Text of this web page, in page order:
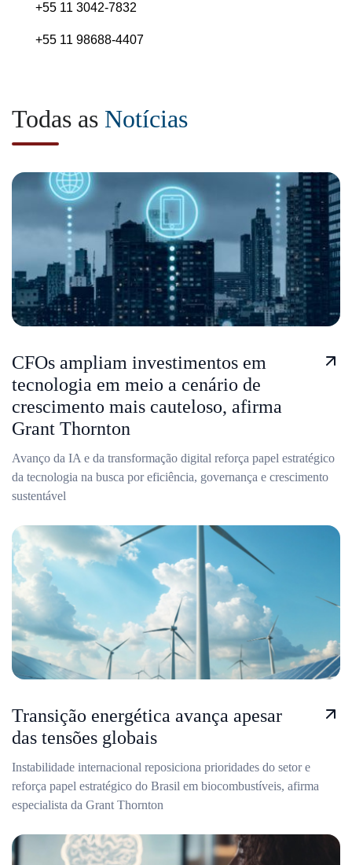
+55 11 3042-7832
+55 11 98688-4407
Todas as Notícias
CFOs ampliam investimentos em
tecnologia em meio a cenário de
crescimento mais cauteloso, afirma
Grant Thornton
Avanço da IA e da transformação digital reforça papel estratégico
da tecnologia na busca por eficiência, governança e crescimento
sustentável
Transição energética avança apesar
das tensões globais
Instabilidade internacional reposiciona prioridades do setor e
reforça papel estratégico do Brasil em biocombustíveis, afirma
especialista da Grant Thornton